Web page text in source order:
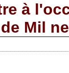
à
Mil